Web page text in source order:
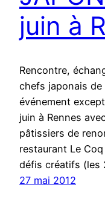
juin à
Rencontre,
chefs japonais
événement
juin à Rennes
pâtissiers de
restaurant Le
défis créatifs (les
27 mai 2012